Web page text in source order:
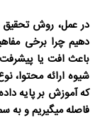
در عمل، روش تحقیق
دهیم چرا برخی
باعث افت یا
شیوه ارائه محتوا،
که آموزش بر پایه
فاصله میگیریم و